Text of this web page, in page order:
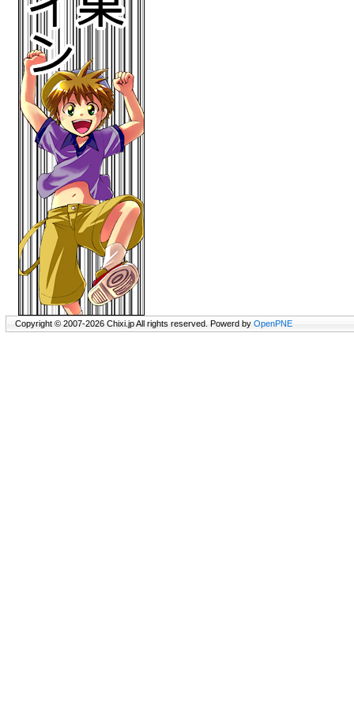
Copyright © 2007-2026 Chixi.jp All rights reserved. Powerd by OpenPNE